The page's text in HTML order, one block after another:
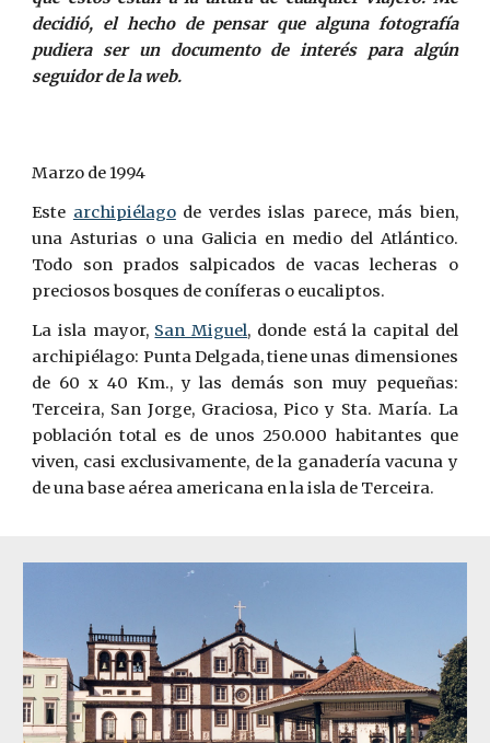
decidió, el hecho de pensar que alguna fotografía
pudiera ser un documento de interés para algún
seguidor de la web.
Marzo de 1994
Este archipiélagode verdes islas parece, más bien,
una Asturias o una Galicia en medio del Atlántico.
Todo son prados salpicados de vacas lecheras o
preciosos bosques de coníferas o eucaliptos.
La isla mayor, San Miguel, donde está la capital del
archipiélago: Punta Delgada, tiene unas dimensiones
de 60 x 40 Km., y las demás son muy pequeñas:
Terceira, San Jorge, Graciosa, Pico y Sta. María. La
población total es de unos 250.000 habitantes que
viven, casi exclusivamente, de la ganadería vacuna y
de una base aérea americana en la isla de Terceira.